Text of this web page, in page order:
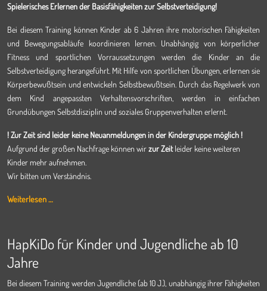
Spielerisches Erlernen der Basisfähigkeiten zur Selbstverteidigung!
Bei diesem Training können Kinder ab 6 Jahren ihre motorischen Fähigkeiten
und Bewegungsabläufe koordinieren lernen. Unabhängig von körperlicher
Fitness und sportlichen Vorraussetzungen werden die Kinder an die
Selbstverteidigung herangeführt. Mit Hilfe von sportlichen Übungen, erlernen sie
Körperbewußtsein und entwickeln Selbstbewußtsein. Durch das Regelwerk von
dem Kind angepassten Verhaltensvorschriften, werden in einfachen
Grundübungen Selbstdisziplin und soziales Gruppenverhalten erlernt.
! Zur Zeit sind leider keine Neuanmeldungen in der Kindergruppe möglich !
Aufgrund der großen Nachfrage können wirzur Zeitleider keine weiteren
Kinder mehr aufnehmen.
Wir bitten um Verständnis.
Weiterlesen …
HapKiDo für Kinder und Jugendliche ab 10
Jahre
Bei diesem Training werden Jugendliche (ab 10 J.), unabhängig ihrer Fähigkeiten